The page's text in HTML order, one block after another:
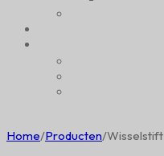
Home/Producten/Wisselstift